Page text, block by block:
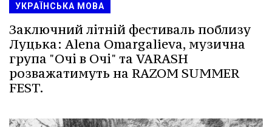
УКРАЇНСЬКА МОВА
Заключний літній фестиваль поблизу
Луцька: Alena Omargalieva, музична
група "Очі в Очі" та VARASH
розважатимуть на RAZOM SUMMER
FEST.